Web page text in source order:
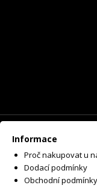
Informace
Proč nakupovat u
Dodací podmínky
Obchodní podmínky